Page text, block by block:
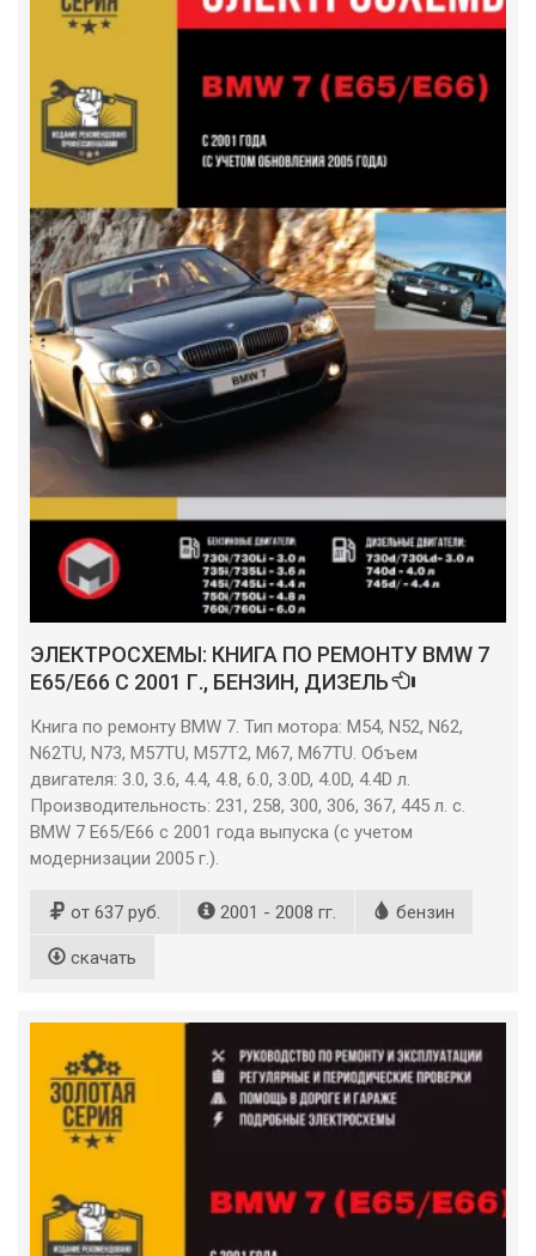
ЭЛЕКТРОСХЕМЫ: КНИГА ПО РЕМОНТУ BMW 7
E65/E66 С 2001 Г., БЕНЗИН, ДИЗЕЛЬ
Книга по ремонту BMW 7. Тип мотора: М54, N52, N62,
N62TU, N73, M57TU, M57T2, M67, M67TU. Объем
двигателя: 3.0, 3.6, 4.4, 4.8, 6.0, 3.0D, 4.0D, 4.4D л.
Производительность: 231, 258, 300, 306, 367, 445 л. с.
BMW 7 E65/E66 с 2001 года выпуска (с учетом
модернизации 2005 г.).
от 637 руб. 2001 - 2008 гг. бензин
скачать